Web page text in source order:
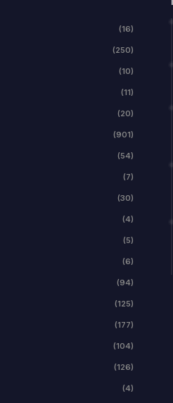
(16)
(250)
(10)
(11)
(20)
(901)
(54)
(7)
(30)
(4)
(5)
(6)
(94)
(125)
(177)
(104)
(126)
(4)